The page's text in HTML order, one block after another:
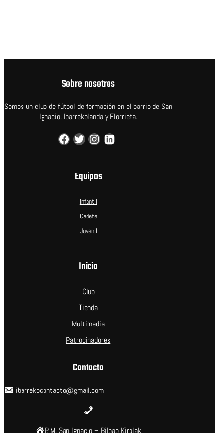
Sobre nosotros
Somos un club de fútbol de formación en el barrio de San
Ignacio, Ibarrekolanda y Elorrieta.
Facebook Twitter Instagram LinkedIn
Equipos
Infantil
Cadete
Juvenil
Inicio
Club
Tienda
Multimedia
Patrocinadores
Contacto
ibarrekocontacto@gmail.com
P. M. San Ignacio – Bilbao Kirolak